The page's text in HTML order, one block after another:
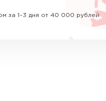
за 1–3 дня от 40 000 рублей